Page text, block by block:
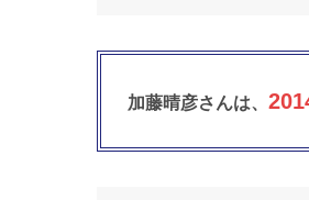
加藤晴彦さんは、